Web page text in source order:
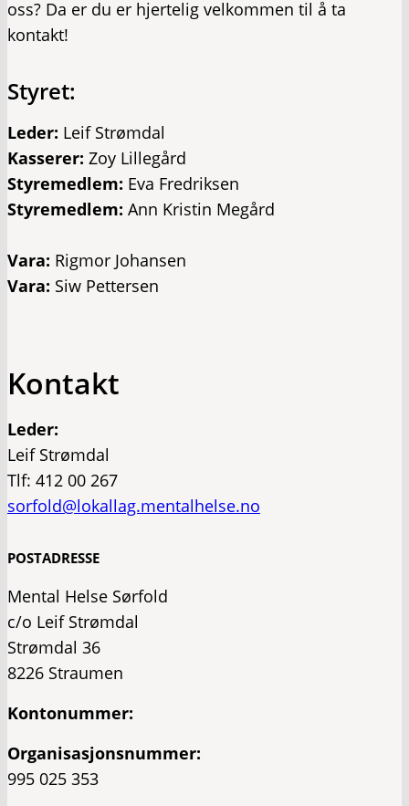
oss? Da er du er hjertelig velkommen til å ta
kontakt!
Styret:
Leder: Leif Strømdal
Kasserer: Zoy Lillegård
Styremedlem: Eva Fredriksen
Styremedlem: Ann Kristin Megård
Vara: Rigmor Johansen
Vara: Siw Pettersen
Kontakt
Leder:
Leif Strømdal
Tlf: 412 00 267
sorfold@lokallag.mentalhelse.no
POSTADRESSE
Mental Helse Sørfold
c/o Leif Strømdal
Strømdal 36
8226 Straumen
Kontonummer:
Organisasjonsnummer:
995 025 353